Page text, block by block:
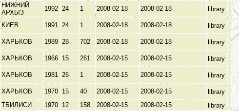
НИЖНИЙ
АРХЫЗ
1992 24 1 2008-02-18 2008-02-18 library
КИЕВ 1991 24 1 2008-02-18 2008-02-18 library
ХАРЬКОВ 1989 28 702 2008-02-18 2008-02-18 library
ХАРЬКОВ 1966 15 261 2008-02-15 2008-02-15 library
ХАРЬКОВ 1981 26 1 2008-02-15 2008-02-15 library
ХАРЬКОВ 1970 15 40 2008-02-15 2008-02-15
library
ТБИЛИСИ 1970 12 158 2008-02-15 2008-02-15
library